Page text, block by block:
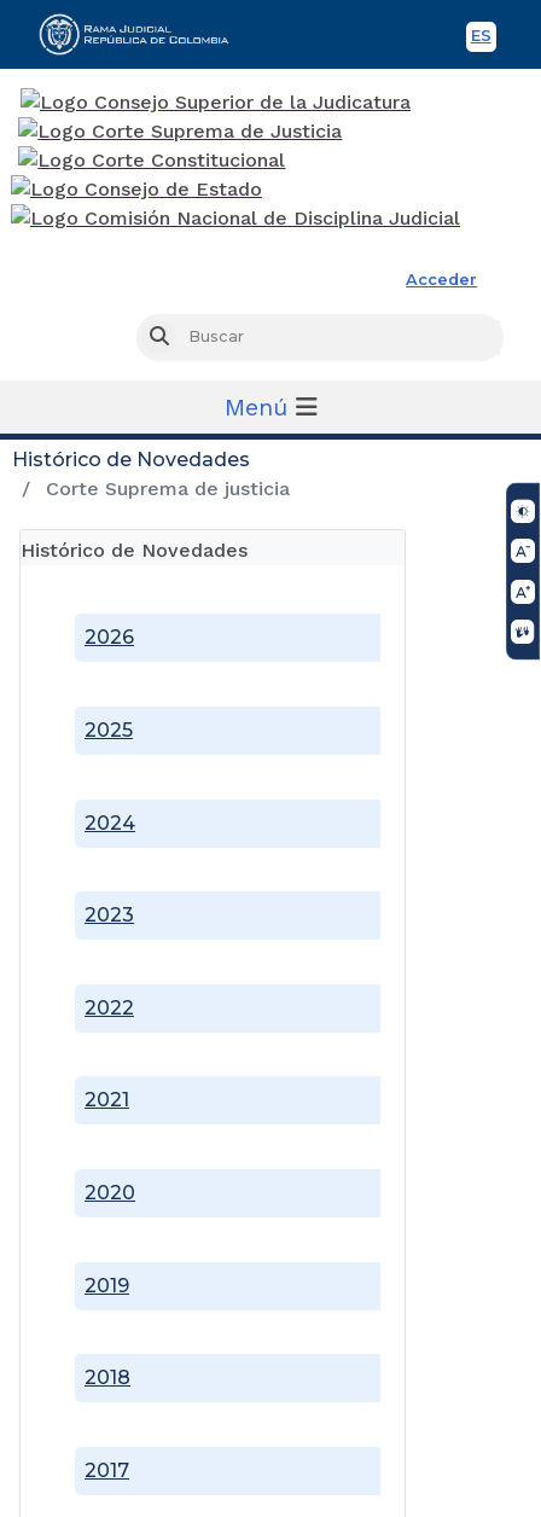
ES
Acceder
Buscar
Menú
Histórico de Novedades
Corte Suprema de justicia
Histórico de Novedades
2017
2018
2019
2020
2021
2022
2023
2024
2025
2026